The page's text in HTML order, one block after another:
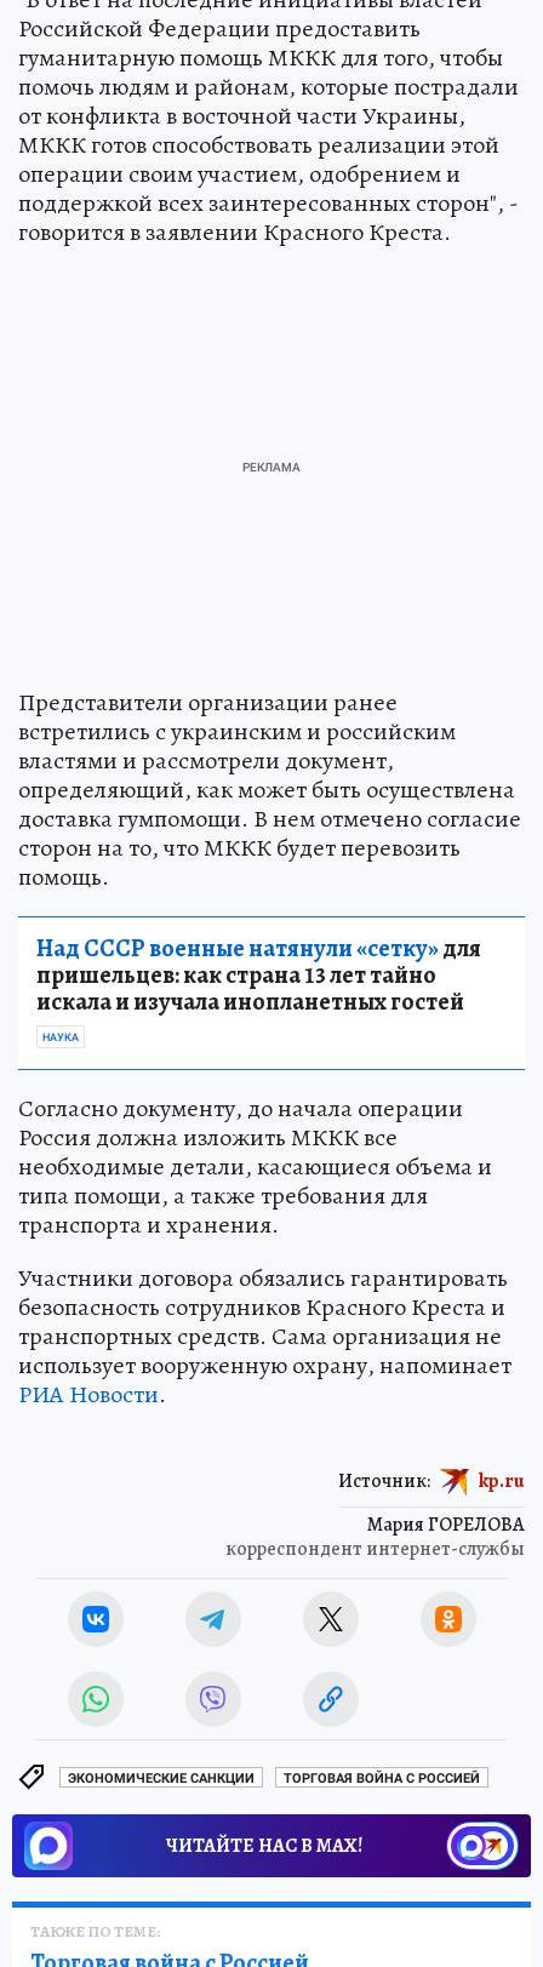
Российской Федерации предоставить
гуманитарную помощь МККК для того, чтобы
помочь людям и районам, которые пострадали
от конфликта в восточной части Украины,
МККК готов способствовать реализации этой
операции своим участием, одобрением и
поддержкой всех заинтересованных сторон", -
говорится в заявлении Красного Креста.
Представители организации ранее
встретились с украинским и российским
властями и рассмотрели документ,
определяющий, как может быть осуществлена
доставка гумпомощи. В нем отмечено согласие
сторон на то, что МККК будет перевозить
помощь.
Над СССР военные натянули «сетку»для
пришельцев: как страна 13 лет тайно
искала и изучала инопланетных гостей
НАУКА
Согласно документу, до начала операции
Россия должна изложить МККК все
необходимые детали, касающиеся объема и
типа помощи, а также требования для
транспорта и хранения.
Участники договора обязались гарантировать
безопасность сотрудников Красного Креста и
транспортных средств. Сама организация не
использует вооруженную охрану, напоминает
РИА Новости.
Мария ГОРЕЛОВА
корреспондент интернет-службы
Источник: kp.ru
ЭКОНОМИЧЕСКИЕ САНКЦИИ ТОРГОВАЯ ВОЙНА С РОССИЕЙ
ЧИТАЙТЕ НАС В МАХ!
ТАКЖЕ ПО ТЕМЕ: